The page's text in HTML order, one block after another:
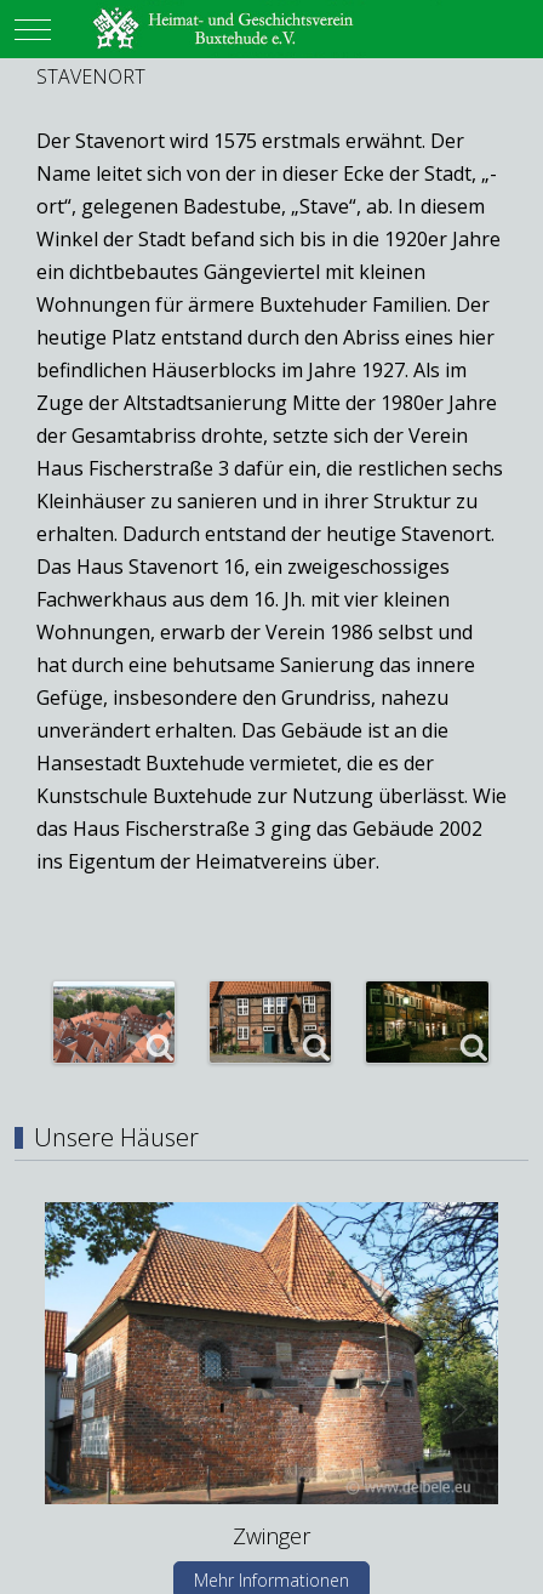
Mobile Menu Toggle
STAVENORT
Der Stavenort wird 1575 erstmals erwähnt. Der
Name leitet sich von der in dieser Ecke der Stadt, „-
ort“, gelegenen Badestube, „Stave“, ab. In diesem
Winkel der Stadt befand sich bis in die 1920er Jahre
ein dichtbebautes Gängeviertel mit kleinen
Wohnungen für ärmere Buxtehuder Familien. Der
heutige Platz entstand durch den Abriss eines hier
befindlichen Häuserblocks im Jahre 1927. Als im
Zuge der Altstadtsanierung Mitte der 1980er Jahre
der Gesamtabriss drohte, setzte sich der Verein
Haus Fischerstraße 3 dafür ein, die restlichen sechs
Kleinhäuser zu sanieren und in ihrer Struktur zu
erhalten. Dadurch entstand der heutige Stavenort.
Das Haus Stavenort 16, ein zweigeschossiges
Fachwerkhaus aus dem 16. Jh. mit vier kleinen
Wohnungen, erwarb der Verein 1986 selbst und
hat durch eine behutsame Sanierung das innere
Gefüge, insbesondere den Grundriss, nahezu
unverändert erhalten. Das Gebäude ist an die
Hansestadt Buxtehude vermietet, die es der
Kunstschule Buxtehude zur Nutzung überlässt. Wie
das Haus Fischerstraße 3 ging das Gebäude 2002
ins Eigentum der Heimatvereins über.
Unsere Häuser
Zwinger
Mehr Informationen